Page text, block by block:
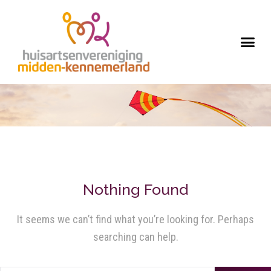
Nothing Found
It seems we can’t find what you’re looking for. Perhaps
searching can help.